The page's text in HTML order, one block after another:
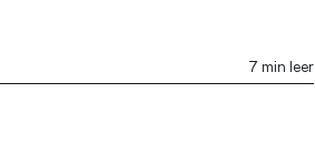
7 min leer